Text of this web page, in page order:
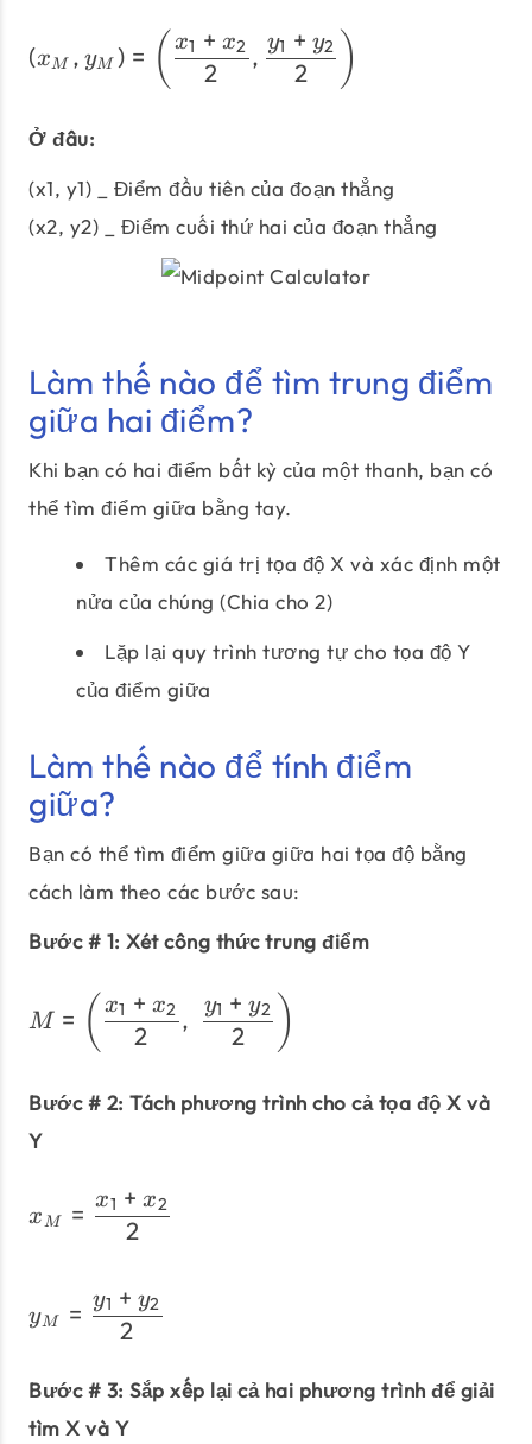
(x_{M}, y_{M}) =
(xM , yM ) = ( 2
x1 + x2 ,
2
y1 + y2 )
Ở đâu:
(x1, y1) _ Điểm đầu tiên của đoạn thẳng
(x2, y2) _ Điểm cuối thứ hai của đoạn thẳng
Làm thế nào để tìm trung điểm
giữa hai điểm?
Khi bạn có hai điểm bất kỳ của một thanh, bạn có
thể tìm điểm giữa bằng tay.
Thêm các giá trị tọa độ X và xác định một
nửa của chúng (Chia cho 2)
Lặp lại quy trình tương tự cho tọa độ Y
của điểm giữa
Làm thế nào để tính điểm
giữa?
Bạn có thể tìm điểm giữa giữa hai tọa độ bằng
cách làm theo các bước sau:
Bước # 1: Xét công thức trung điểm
M = \left(\dfrac{x_1 +
M = ( 2
x1 + x2 ,
2
y1 + y2 )
Bước # 2: Tách phương trình cho cả tọa độ X và
Y
xM =
2
x1 + x2
yM =
2
y1 + y2
Bước # 3: Sắp xếp lại cả hai phương trình để giải
tìm X và Y